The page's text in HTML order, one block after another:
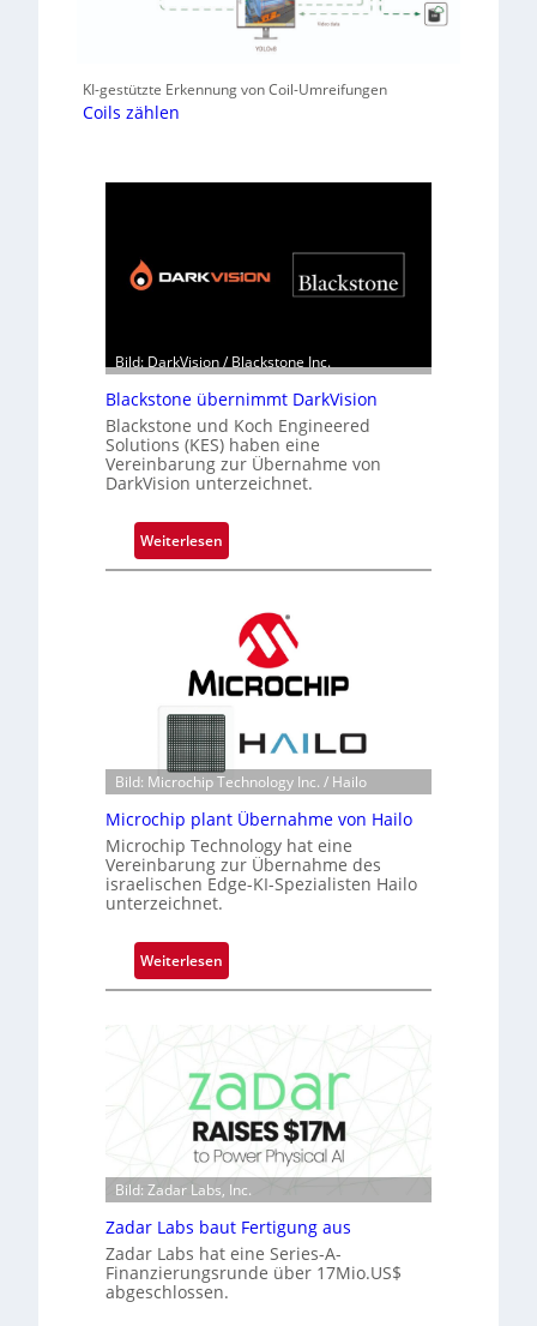
KI-gestützte Erkennung von Coil-Umreifungen
Coils zählen
Bild: DarkVision / Blackstone Inc.
Blackstone übernimmt DarkVision
Blackstone und Koch Engineered
Solutions (KES) haben eine
Vereinbarung zur Übernahme von
DarkVision unterzeichnet.
Weiterlesen
B
s
t
o
n
e
ü
b
e
r
i
m
a
r
k
V
i
s
i
o
n
Bild: Microchip Technology Inc. / Hailo
Microchip plant Übernahme von Hailo
Microchip Technology hat eine
Vereinbarung zur Übernahme des
israelischen Edge-KI-Spezialisten Hailo
unterzeichnet.
Weiterlesen
M
o
c
h
i
p
l
a
n
Bild: Zadar Labs, Inc.
Zadar Labs baut Fertigung aus
Zadar Labs hat eine Series-A-
Finanzierungsrunde über 17Mio.US$
abgeschlossen.